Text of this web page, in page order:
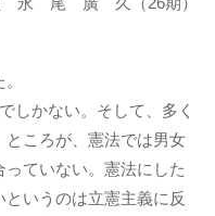
しかない。そして、多く
ころが、憲法では男女
ていない。憲法にした
いうのは立憲主義に反